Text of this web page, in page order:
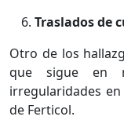
Traslados de
Otro de los
que sigue en
irregularidades
de Ferticol.